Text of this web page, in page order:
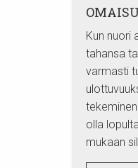
Kun nuori
tahansa
varmasti
olla
mukaan